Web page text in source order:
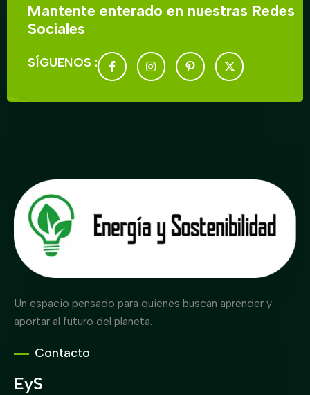
Mantente enterado en nuestras Redes
Sociales
SÍGUENOS :
Un espacio pensado para quienes buscan aprender y
aportar al futuro del planeta.
Contacto
EyS